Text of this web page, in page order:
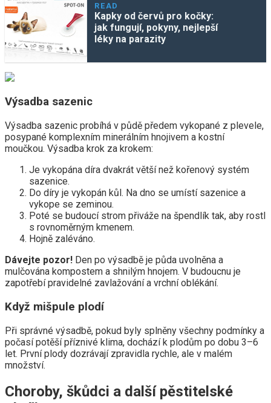
READ
Kapky od červů pro kočky:
jak fungují, pokyny, nejlepší
léky na parazity
Výsadba sazenic
Výsadba sazenic probíhá v půdě předem vykopané z plevele,
posypané komplexním minerálním hnojivem a kostní
moučkou. Výsadba krok za krokem:
Je vykopána díra dvakrát větší než kořenový systém
sazenice.
Do díry je vykopán kůl. Na dno se umístí sazenice a
vykope se zeminou.
Poté se budoucí strom přiváže na špendlík tak, aby rostl
s rovnoměrným kmenem.
Hojně zaléváno.
Dávejte pozor! Den po výsadbě je půda uvolněna a
mulčována kompostem a shnilým hnojem. V budoucnu je
zapotřebí pravidelné zavlažování a vrchní oblékání.
Když mišpule plodí
Při správné výsadbě, pokud byly splněny všechny podmínky a
počasí potěší příznivé klima, dochází k plodům po dobu 3–6
let. První plody dozrávají zpravidla rychle, ale v malém
množství.
Choroby, škůdci a další pěstitelské